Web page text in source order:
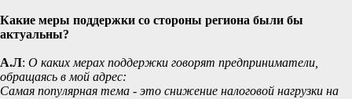
Какие меры поддержки со стороны региона были бы
актуальны?
А.Л: О каких мерах поддержки говорят предприниматели,
обращаясь в мой адрес:
Самая популярная тема - это снижение налоговой нагрузки на